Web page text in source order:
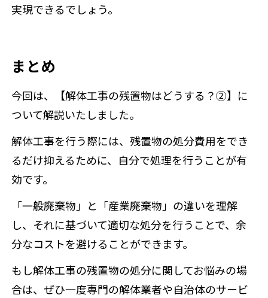
実現できるでしょう。
まとめ
今回は、【解体工事の残置物はどうする？②】に
ついて解説いたしました。
解体工事を行う際には、残置物の処分費用をでき
るだけ抑えるために、自分で処理を行うことが有
効です。
「一般廃棄物」と「産業廃棄物」の違いを理解
し、それに基づいて適切な処分を行うことで、余
分なコストを避けることができます。
もし解体工事の残置物の処分に関してお悩みの場
合は、ぜひ一度専門の解体業者や自治体のサービ